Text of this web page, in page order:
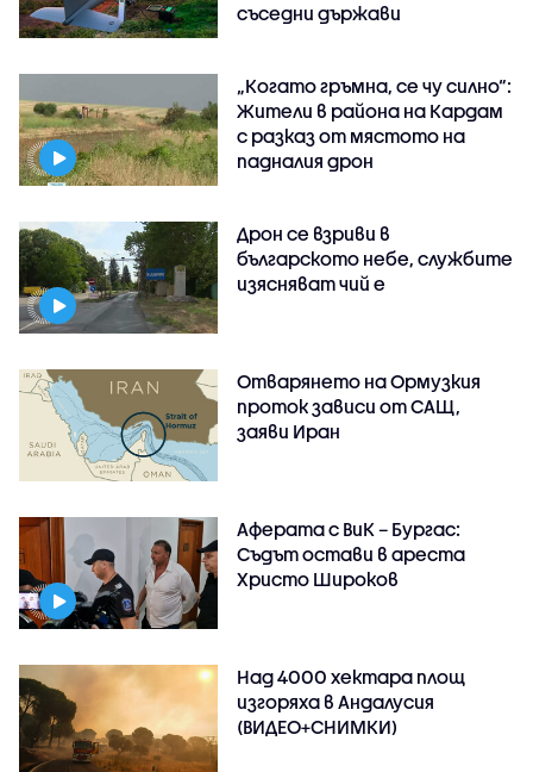
съседни държави
„Когато гръмна, се чу силно“:
Жители в района на Кардам
с разказ от мястото на
падналия дрон
Дрон се взриви в
българското небе, службите
изясняват чий е
Отварянето на Ормузкия
проток зависи от САЩ,
заяви Иран
Аферата с ВиК – Бургас:
Съдът остави в ареста
Христо Широков
Над 4000 хектара площ
изгоряха в Андалусия
(ВИДЕО+СНИМКИ)